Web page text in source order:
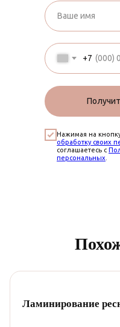
+7
Нажимая на
обработку своих
соглашаетесь с
персональных
Ламинирование